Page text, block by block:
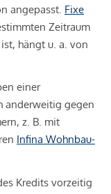
angepasst. Fixe
Zeitraum
hängt u. a. von
einer
anderweitig gegen
z. B. mit
Infina Wohnbau-
Kredits vorzeitig